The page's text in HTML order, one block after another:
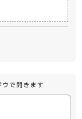
ウで開きます